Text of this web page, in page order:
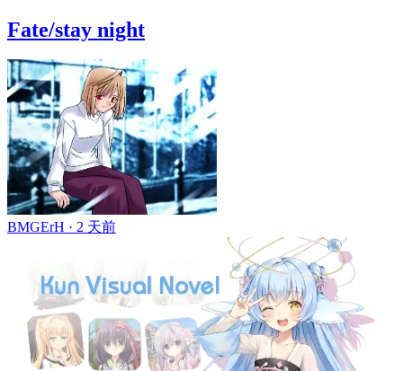
Fate/stay night
BMGErH · 2 天前